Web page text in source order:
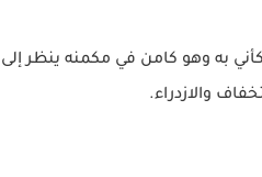
به وهو كامن في مكمنه ينظر إلى
والازدراء.